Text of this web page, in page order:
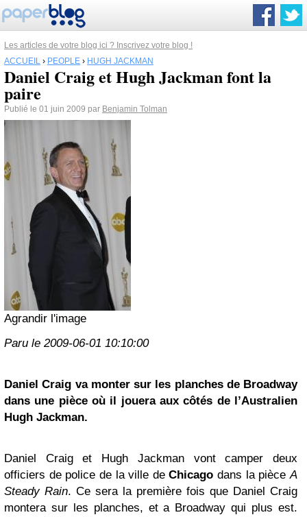
Les articles de votre blog ici ? Inscrivez votre blog !
ACCUEIL › PEOPLE › HUGH JACKMAN
Daniel Craig et Hugh Jackman font la
paire
Publié le 01 juin 2009 par Benjamin Tolman
Agrandir l'image
Paru le 2009-06-01 10:10:00
Daniel Craig va monter sur les planches de Broadway
dans une pièce où il jouera aux côtés de l’Australien
Hugh Jackman.
Daniel Craig et Hugh Jackman vont camper deux
officiers de police de la ville deChicago dans la pièceA
Steady Rain. Ce sera la première fois que Daniel Craig
montera sur les planches, et a Broadway qui plus est.